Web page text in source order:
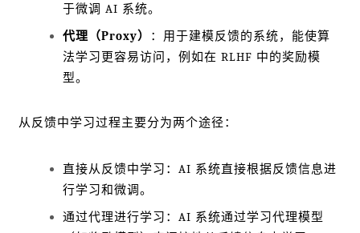
于微调 AI 系统。
代理（Proxy）
：用于建模反馈的系统，能使算
法学习更容易访问，例如在 RLHF 中的奖励模
型。
从反馈中学习过程主要分为两个途径：
直接从反馈中学习：AI 系统直接根据反馈信息进
行学习和微调。
通过代理进行学习：AI 系统通过学习代理模型